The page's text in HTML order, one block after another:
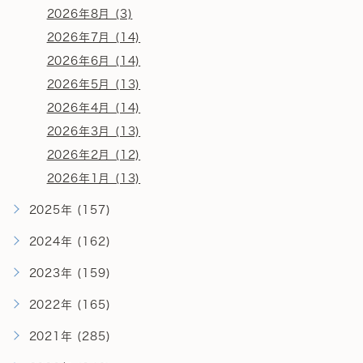
2026年8月 (3)
2026年7月 (14)
2026年6月 (14)
2026年5月 (13)
2026年4月 (14)
2026年3月 (13)
2026年2月 (12)
2026年1月 (13)
2025年 (157)
2024年 (162)
2023年 (159)
2022年 (165)
2021年 (285)